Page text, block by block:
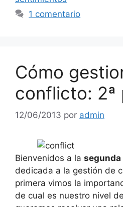
1 comentario
Cómo
conflicto: 2ª
12/06/2013 por admin
Bienvenidos a la segunda
dedicada a la gestión de
primera vimos la
de cual es nuestro nivel